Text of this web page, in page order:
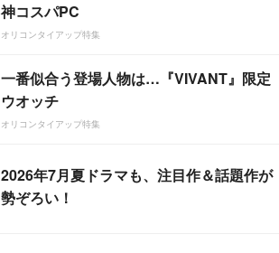
神コスパPC
オリコンタイアップ特集
一番似合う登場人物は…『VIVANT』限定
ウオッチ
オリコンタイアップ特集
2026年7月夏ドラマも、注目作＆話題作が
勢ぞろい！